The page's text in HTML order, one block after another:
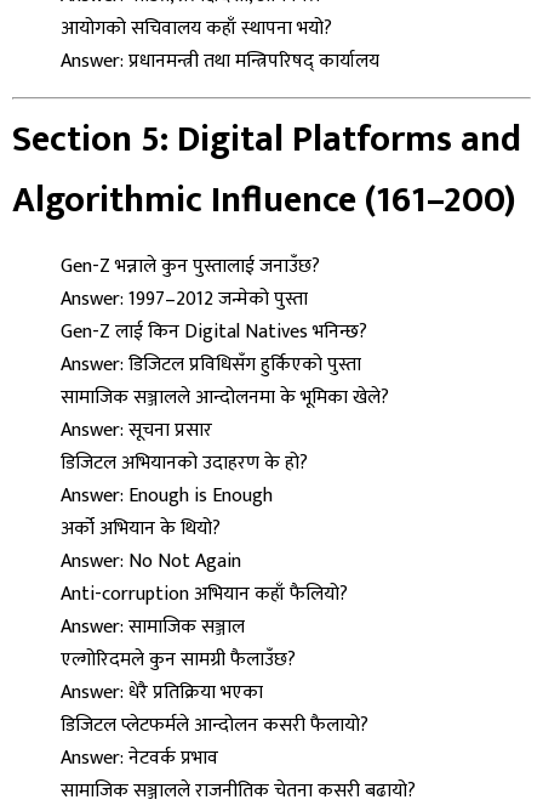
आयोगको सचिवालय कहाँ स्थापना भयो?
Answer: प्रधानमन्त्री तथा मन्त्रिपरिषद् कार्यालय
Section 5: Digital Platforms and
Algorithmic Influence (161–200)
Gen-Z भन्नाले कुन पुस्तालाई जनाउँछ?
Answer: 1997–2012 जन्मेको पुस्ता
Gen-Z लाई किन Digital Natives भनिन्छ?
Answer: डिजिटल प्रविधिसँग हुर्किएको पुस्ता
सामाजिक सञ्जालले आन्दोलनमा के भूमिका खेले?
Answer: सूचना प्रसार
डिजिटल अभियानको उदाहरण के हो?
Answer: Enough is Enough
अर्को अभियान के थियो?
Answer: No Not Again
Anti-corruption अभियान कहाँ फैलियो?
Answer: सामाजिक सञ्जाल
एल्गोरिदमले कुन सामग्री फैलाउँछ?
Answer: धेरै प्रतिक्रिया भएका
डिजिटल प्लेटफर्मले आन्दोलन कसरी फैलायो?
Answer: नेटवर्क प्रभाव
सामाजिक सञ्जालले राजनीतिक चेतना कसरी बढायो?